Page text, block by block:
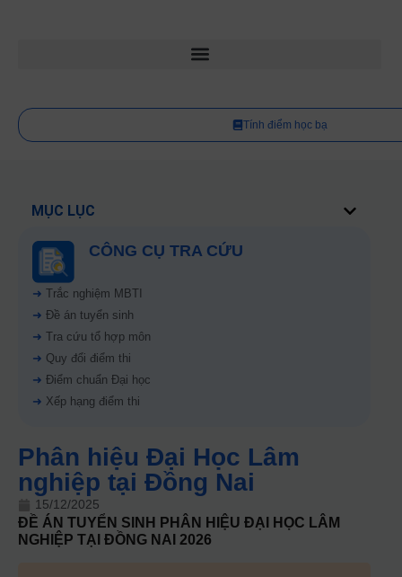
Tính điểm học bạ
MỤC LỤC
CÔNG CỤ TRA CỨU
➜ Trắc nghiệm MBTI
➜ Đề án tuyển sinh
➜ Tra cứu tổ hợp môn
➜ Quy đổi điểm thi
➜ Điểm chuẩn Đại học
➜ Xếp hạng điểm thi
Phân hiệu Đại Học Lâm
nghiệp tại Đồng Nai
15/12/2025
ĐỀ ÁN TUYỂN SINH
PHÂN HIỆU ĐẠI HỌC LÂM
NGHIỆP TẠI ĐỒNG NAI 2026